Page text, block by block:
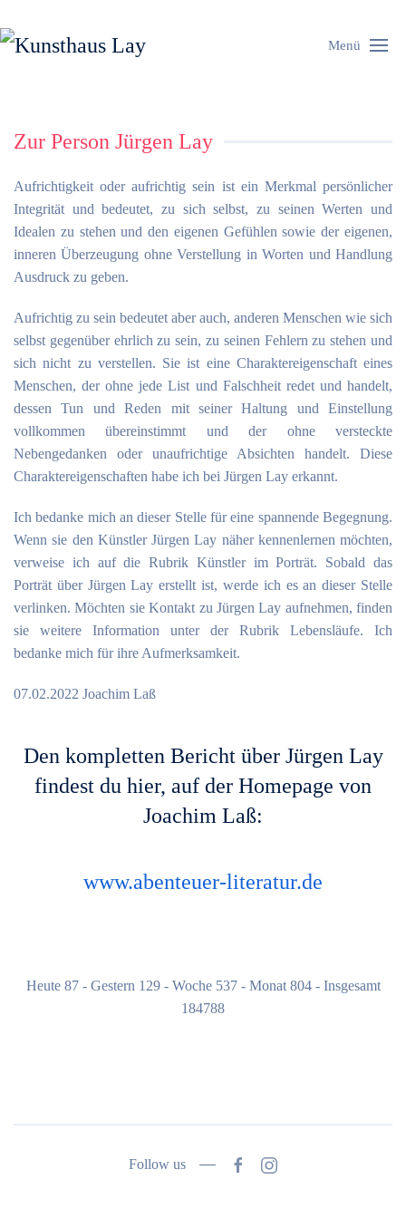
Menü
Zur Person Jürgen Lay
Aufrichtigkeit oder aufrichtig sein ist ein Merkmal persönlicher
Integrität und bedeutet, zu sich selbst, zu seinen Werten und
Idealen zu stehen und den eigenen Gefühlen sowie der eigenen,
inneren Überzeugung ohne Verstellung in Worten und Handlung
Ausdruck zu geben.
Aufrichtig zu sein bedeutet aber auch, anderen Menschen wie sich
selbst gegenüber ehrlich zu sein, zu seinen Fehlern zu stehen und
sich nicht zu verstellen. Sie ist eine Charaktereigenschaft eines
Menschen, der ohne jede List und Falschheit redet und handelt,
dessen Tun und Reden mit seiner Haltung und Einstellung
vollkommen übereinstimmt und der ohne versteckte
Nebengedanken oder unaufrichtige Absichten handelt. Diese
Charaktereigenschaften habe ich bei Jürgen Lay erkannt.
Ich bedanke mich an dieser Stelle für eine spannende Begegnung.
Wenn sie den Künstler Jürgen Lay näher kennenlernen möchten,
verweise ich auf die Rubrik Künstler im Porträt. Sobald das
Porträt über Jürgen Lay erstellt ist, werde ich es an dieser Stelle
verlinken. Möchten sie Kontakt zu Jürgen Lay aufnehmen, finden
sie weitere Information unter der Rubrik Lebensläufe. Ich
bedanke mich für ihre Aufmerksamkeit.
07.02.2022 Joachim Laß
Den kompletten Bericht über Jürgen Lay
findest du hier, auf der Homepage von
Joachim Laß:
www.abenteuer-literatur.de
Heute 87 - Gestern 129 - Woche 537 - Monat 804 - Insgesamt
184788
Follow us